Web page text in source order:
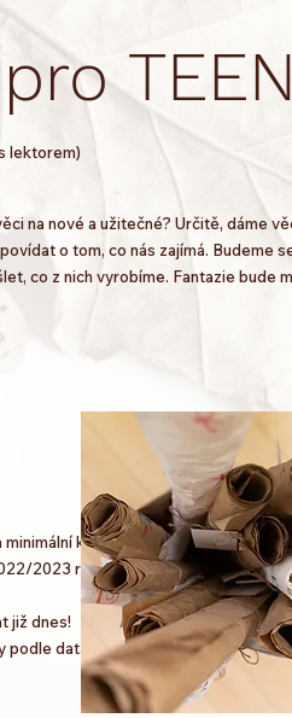
lektorem)
na nové a užitečné? Určitě, dáme
o tom, co nás zajímá.
co z nich vyrobíme. Fantazie bude
kapacita pro spuštění tohoto
2023 rádi kroužek spustíme.
již dnes!
podle data na zaslané přihlášce.